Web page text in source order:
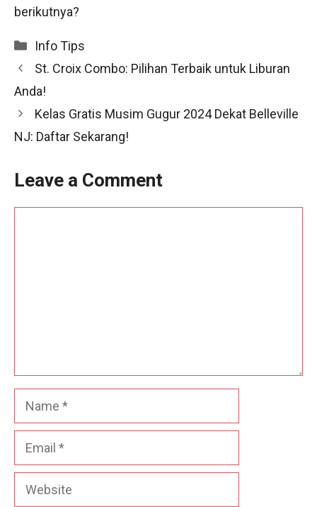
berikutnya?
Categories
Info Tips
St. Croix Combo: Pilihan Terbaik untuk Liburan
Anda!
Kelas Gratis Musim Gugur 2024 Dekat Belleville
NJ: Daftar Sekarang!
Leave a Comment
Website